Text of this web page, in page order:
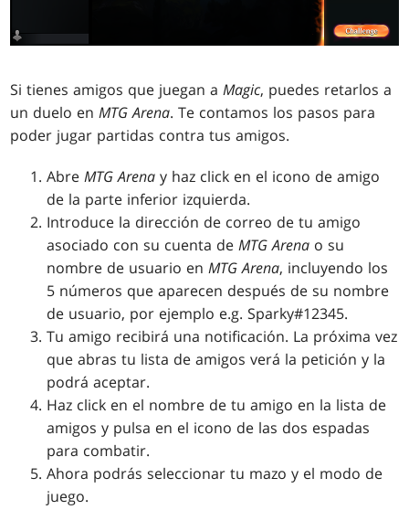
Si tienes amigos que juegan aMagic, puedes retarlos a
un duelo enMTG Arena. Te contamos los pasos para
poder jugar partidas contra tus amigos.
AbreMTG Arena y haz click en el icono de amigo
de la parte inferior izquierda.
Introduce la dirección de correo de tu amigo
asociado con su cuenta deMTG Arena o su
nombre de usuario enMTG Arena, incluyendo los
5 números que aparecen después de su nombre
de usuario, por ejemplo e.g. Sparky#12345.
Tu amigo recibirá una notificación. La próxima vez
que abras tu lista de amigos verá la petición y la
podrá aceptar.
Haz click en el nombre de tu amigo en la lista de
amigos y pulsa en el icono de las dos espadas
para combatir.
Ahora podrás seleccionar tu mazo y el modo de
juego.